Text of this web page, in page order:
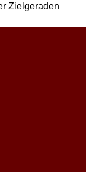
Zielgeraden